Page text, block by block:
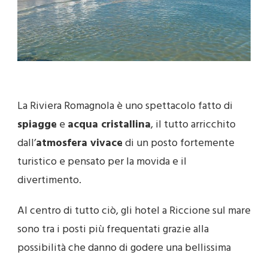
La Riviera Romagnola è uno spettacolo fatto di
spiagge e acqua cristallina, il tutto arricchito
dall’atmosfera vivacedi un posto fortemente
turistico e pensato per la movida e il
divertimento.
Al centro di tutto ciò, gli hotel a Riccione sul mare
sono tra i posti più frequentati grazie alla
possibilità che danno di godere una bellissima